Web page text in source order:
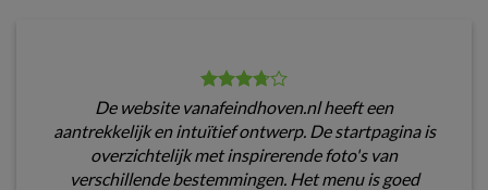
De website vanafeindhoven.nl heeft een
aantrekkelijk en intuïtief ontwerp. De startpagina is
overzichtelijk met inspirerende foto's van
verschillende bestemmingen. Het menu is goed